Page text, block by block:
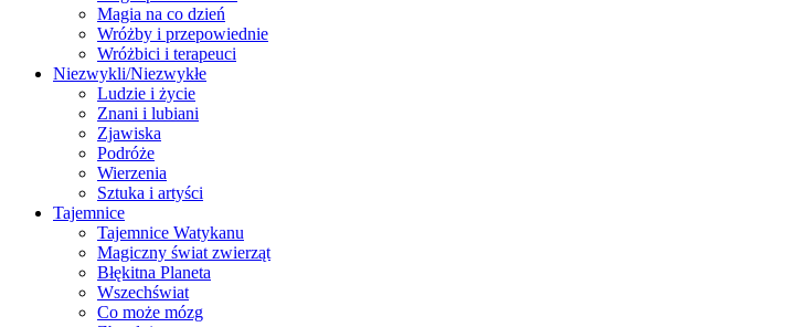
Magia na co dzień
Wróżby i przepowiednie
Wróżbici i terapeuci
Niezwykli/Niezwykłe
Ludzie i życie
Znani i lubiani
Zjawiska
Podróże
Wierzenia
Sztuka i artyści
Tajemnice
Tajemnice Watykanu
Magiczny świat zwierząt
Błękitna Planeta
Wszechświat
Co może mózg